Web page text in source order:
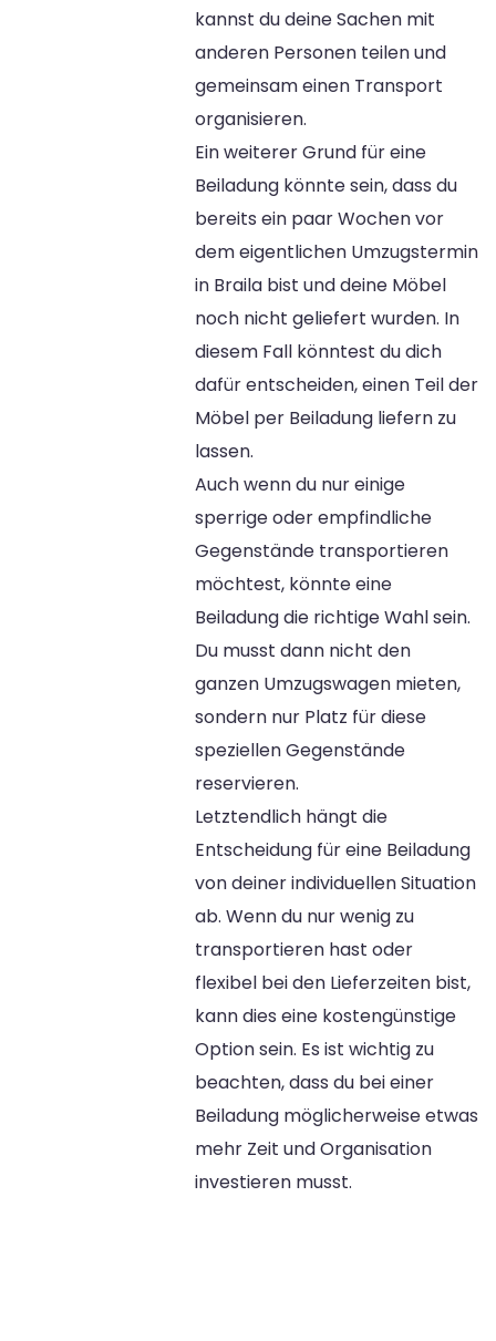
kannst du deine Sachen mit
anderen Personen teilen und
gemeinsam einen Transport
organisieren.
Ein weiterer Grund für eine
Beiladung könnte sein, dass du
bereits ein paar Wochen vor
dem eigentlichen Umzugstermin
in Braila bist und deine Möbel
noch nicht geliefert wurden. In
diesem Fall könntest du dich
dafür entscheiden, einen Teil der
Möbel per Beiladung liefern zu
lassen.
Auch wenn du nur einige
sperrige oder empfindliche
Gegenstände transportieren
möchtest, könnte eine
Beiladung die richtige Wahl sein.
Du musst dann nicht den
ganzen Umzugswagen mieten,
sondern nur Platz für diese
speziellen Gegenstände
reservieren.
Letztendlich hängt die
Entscheidung für eine Beiladung
von deiner individuellen Situation
ab. Wenn du nur wenig zu
transportieren hast oder
flexibel bei den Lieferzeiten bist,
kann dies eine kostengünstige
Option sein. Es ist wichtig zu
beachten, dass du bei einer
Beiladung möglicherweise etwas
mehr Zeit und Organisation
investieren musst.